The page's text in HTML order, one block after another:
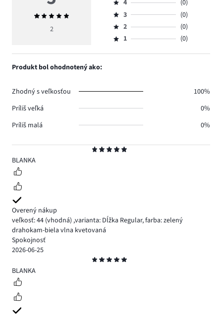
5
BLANKA
Overený nákup
veľkosť: 44 (vhodná) ,varianta: Dĺžka Regular,farba: zelený
drahokam-biela vlna kvetovaná
Spokojnosť
2026-06-25
5
BLANKA
Priemerné
hodnotenie
2
5,
počet
hlasov
2.
Hodnotenie
4,
počet
hlasov
4
(0)
Hodnotenie
3,
počet
3
(0)
Hodnotenie
2,
2
(0)
Hodnotenie
1,
1 (0)
Produkt bol ohodnotený ako:
Zhodný s veľkosťou
100%
Príliš veľká
0%
Príliš malá
0%